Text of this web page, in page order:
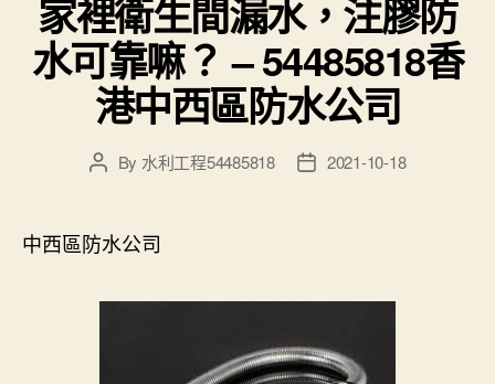
家裡衛生間漏水，注膠防
水可靠嘛？ – 54485818香
港中西區防水公司
PostBy 水利工程54485818
Post2021-10-18
中西區防水公司